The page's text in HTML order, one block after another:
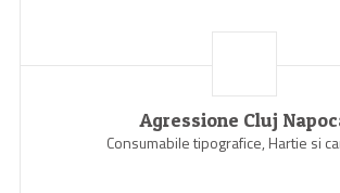
Agressione Cluj
Consumabile tipografice, Hartie si